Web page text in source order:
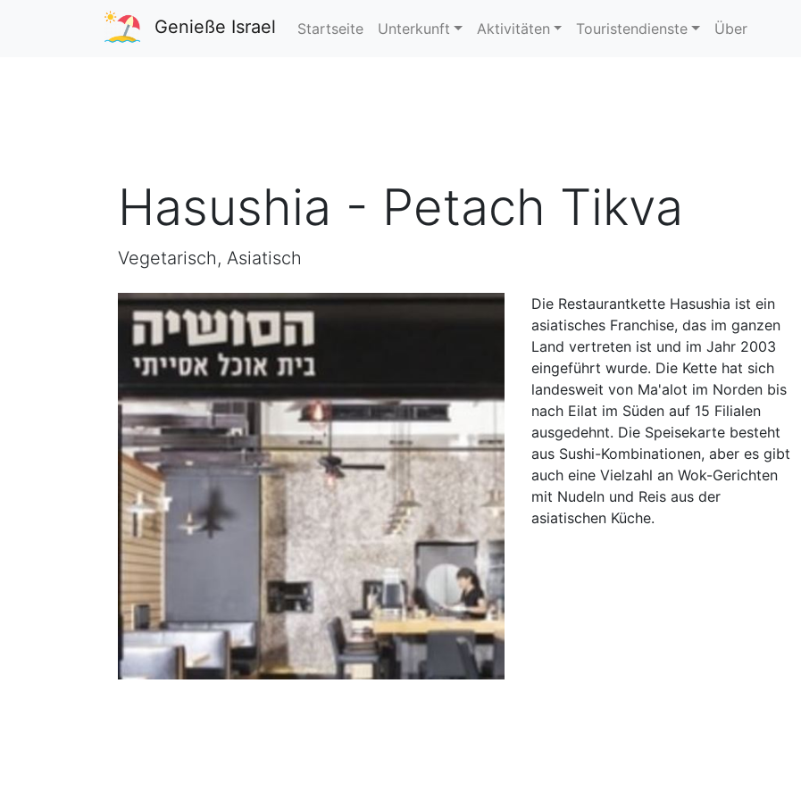
Genieße Israel Startseite Unterkunft Aktivitäten Touristendienste Über
Hasushia - Petach Tikva
Vegetarisch, Asiatisch
Die Restaurantkette Hasushia ist ein
asiatisches Franchise, das im ganzen
Land vertreten ist und im Jahr 2003
eingeführt wurde. Die Kette hat sich
landesweit von Ma'alot im Norden bis
nach Eilat im Süden auf 15 Filialen
ausgedehnt. Die Speisekarte besteht
aus Sushi-Kombinationen, aber es gibt
auch eine Vielzahl an Wok-Gerichten
mit Nudeln und Reis aus der
asiatischen Küche.